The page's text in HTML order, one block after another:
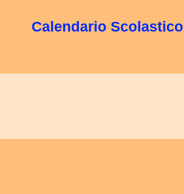
Calendario Scolastico